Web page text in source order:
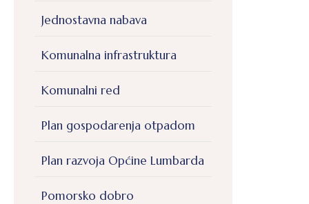
Jednostavna nabava
Komunalna infrastruktura
Komunalni red
Plan gospodarenja otpadom
Plan razvoja Općine Lumbarda
Pomorsko dobro